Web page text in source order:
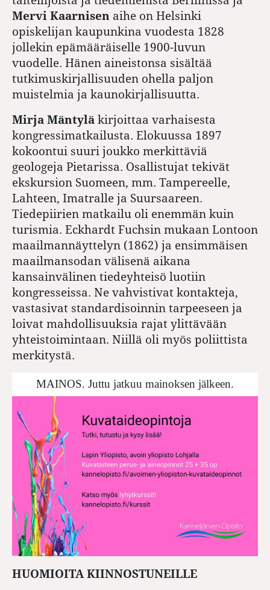
Mervi Kaarnisen aihe on Helsinki
opiskelijan kaupunkina vuodesta 1828
jollekin epämääräiselle 1900-luvun
vuodelle. Hänen aineistonsa sisältää
tutkimuskirjallisuuden ohella paljon
muistelmia ja kaunokirjallisuutta.
Mirja Mäntylä kirjoittaa varhaisesta
kongressimatkailusta. Elokuussa 1897
kokoontui suuri joukko merkittäviä
geologeja Pietarissa. Osallistujat tekivät
ekskursion Suomeen, mm. Tampereelle,
Lahteen, Imatralle ja Suursaareen.
Tiedepiirien matkailu oli enemmän kuin
turismia. Eckhardt Fuchsin mukaan Lontoon
maailmannäyttelyn (1862) ja ensimmäisen
maailmansodan välisenä aikana
kansainvälinen tiedeyhteisö luotiin
kongresseissa. Ne vahvistivat kontakteja,
vastasivat standardisoinnin tarpeeseen ja
loivat mahdollisuuksia rajat ylittävään
yhteistoimintaan. Niillä oli myös poliittista
merkitystä.
MAINOS. Juttu jatkuu mainoksen jälkeen.
HUOMIOITA KIINNOSTUNEILLE